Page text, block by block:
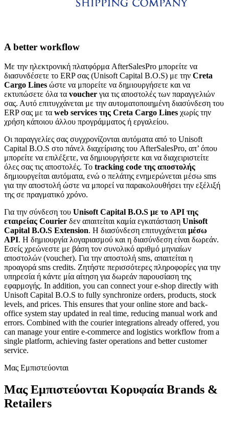
A better workflow
Με την ηλεκτρονική πλατφόρμα AfterSalesPro μπορείτε να
διασυνδέσετε το ERP σας (Unisoft Capital B.O.S) με την Creta
Cargo Lines ώστε να μπορείτε να δημιουργήσετε και να
εκτυπώσετε όλα τα voucher για τις αποστολές των παραγγελιών
σας. Αυτό επιτυγχάνεται με την αυτοματοποιημένη διασύνδεση του
ERP σας με τα web services της Creta Cargo Lines χωρίς την
χρήση κάποιου άλλου προγράμματος ή εργαλείου.
Οι παραγγελίες σας συγχρονίζονται αυτόματα από το Unisoft
Capital B.O.S στο πάνελ διαχείρισης του AfterSalesPro, απ’ όπου
μπορείτε να επιλέξετε, να δημιουργήσετε και να διαχειριστείτε
όλες σας τις αποστολές. Το tracking code της αποστολής
δημιουργείται αυτόματα, ενώ ο πελάτης ενημερώνεται μέσω sms
για την αποστολή ώστε να μπορεί να παρακολουθήσει την εξέλιξή
της σε πραγματικό χρόνο.
Για την σύνδεση του Unisoft Capital B.O.S με το API της
εταιρείας Courier δεν απαιτείται καμία εγκατάσταση Unisoft
Capital B.O.S Extension. H διασύνδεση επιτυγχάνεται μέσω
API. Η δημιουργία λογαριασμού και η διασύνδεση είναι δωρεάν.
Εσείς χρεώνεστε με βάση τον συνολικό αριθμό μηνιαίων
αποστολών (voucher). Για την αποστολή sms, απαιτείται η
προαγορά sms credits. Ζητήστε περισσότερες πληροφορίες για την
υπηρεσία ή κάντε μία αίτηση για δωρεάν παρουσίαση της
εφαρμογής. In addition, you can connect your e-shop directly with
Unisoft Capital B.O.S to fully synchronize orders, products, stock
levels, and prices. This ensures that your online store and back-
office system stay updated in real time, reducing manual work and
errors. Combined with the courier integrations already offered, you
can manage your entire e-commerce and logistics workflow from a
single platform, achieving faster operations and better customer
service.
Μας Εμπιστεύονται
Μας Εμπιστεύονται Κορυφαία Brands &
Retailers